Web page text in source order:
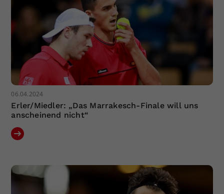
06.04.2024
Erler/Miedler: „Das Marrakesch-Finale will uns
anscheinend nicht“